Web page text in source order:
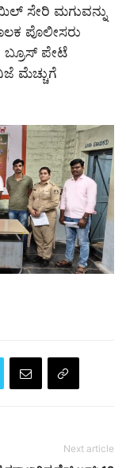
ಸೇರಿ ಮಗುವನ್ನು
ಪೊಲೀಸರು
ಬ್ರೂಸ್ ಪೇಟೆ
ಮೆಚ್ಚುಗೆ
Next article